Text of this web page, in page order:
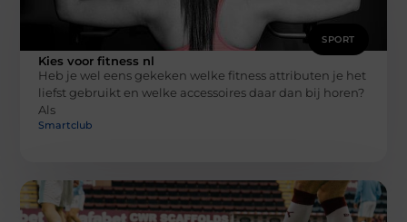
SPORT
Kies voor fitness nl
Heb je wel eens gekeken welke fitness attributen je het
liefst gebruikt en welke accessoires daar dan bij horen?
Als
Smartclub